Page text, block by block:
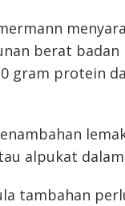
berat badan
gram protein
alpukat
tambahan